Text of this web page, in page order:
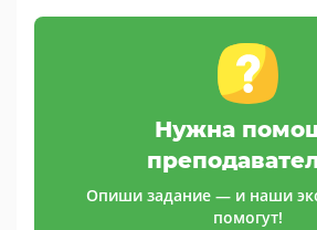
Нужна
Опиши задание — и наши
помогут!